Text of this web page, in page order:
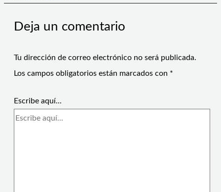
Deja un comentario
Tu dirección de correo electrónico no será publicada.
Los campos obligatorios están marcados con *
Escribe aquí...